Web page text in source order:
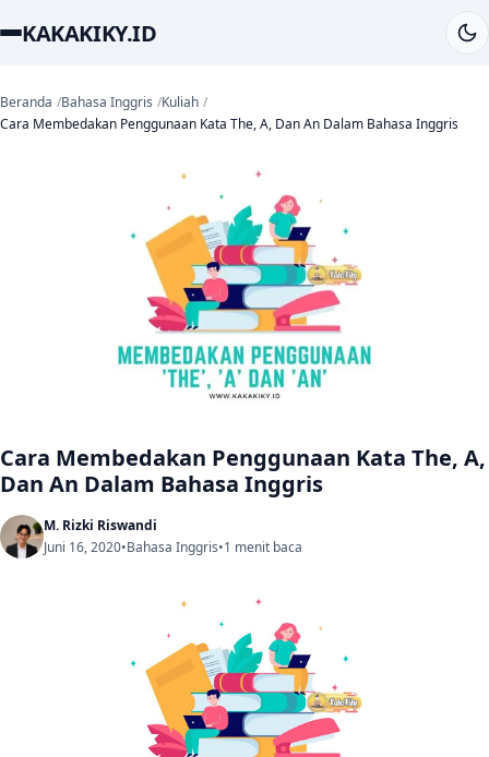
KAKAKIKY.ID
Beranda Bahasa Inggris Kuliah
Cara Membedakan Penggunaan Kata The, A, Dan An Dalam Bahasa Inggris
Cara Membedakan Penggunaan Kata The, A,
Dan An Dalam Bahasa Inggris
M. Rizki Riswandi
Juni 16, 2020•Bahasa Inggris•1 menit baca